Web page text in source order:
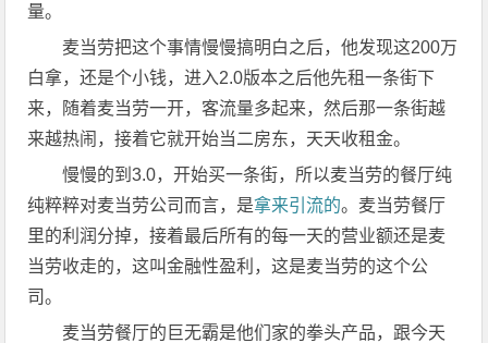
量。
麦当劳把这个事情慢慢搞明白之后，他发现这200万
白拿，还是个小钱，进入2.0版本之后他先租一条街下
来，随着麦当劳一开，客流量多起来，然后那一条街越
来越热闹，接着它就开始当二房东，天天收租金。
慢慢的到3.0，开始买一条街，所以麦当劳的餐厅纯
纯粹粹对麦当劳公司而言，是拿来引流的。麦当劳餐厅
里的利润分掉，接着最后所有的每一天的营业额还是麦
当劳收走的，这叫金融性盈利，这是麦当劳的这个公
司。
麦当劳餐厅的巨无霸是他们家的拳头产品，跟今天